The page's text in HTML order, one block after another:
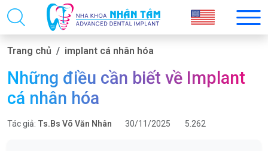
Trang chủ implant cá nhân hóa
Những điều cần biết về Implant
cá nhân hóa
Tác giả: Ts.Bs Võ Văn Nhân 30/11/2025 5.262